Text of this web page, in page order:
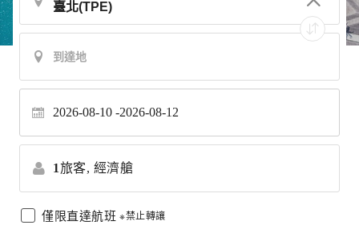
2026-08-10 2026-08-12
1旅客, 經濟艙
僅限直達航班 ※禁止轉讓